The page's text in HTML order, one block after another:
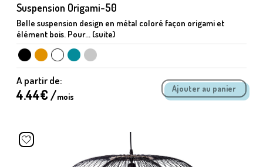
Suspension Origami-50
Belle suspension design en métal coloré façon origami et
élément bois. Pour... (suite)
A partir de:
4.44€ /mois